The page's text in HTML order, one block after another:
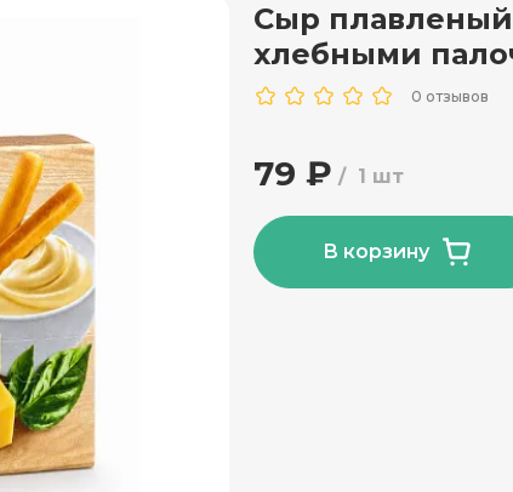
Сыр
хлебными
0 отзывов
1 шт
79 ₽
В корзину
Какао и горячий шоколад
Овощные консервы
Соль, сахар и специи
Сухари и снеки